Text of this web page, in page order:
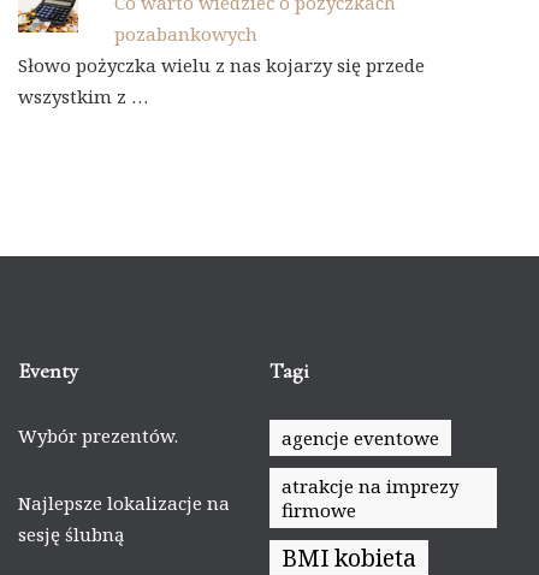
pozabankowych
Słowo pożyczka wielu z nas kojarzy się przede
wszystkim z …
Eventy
Wybór prezentów.
Najlepsze lokalizacje na
sesję ślubną
Tagi
agencje eventowe
atrakcje na imprezy
firmowe
BMI kobieta